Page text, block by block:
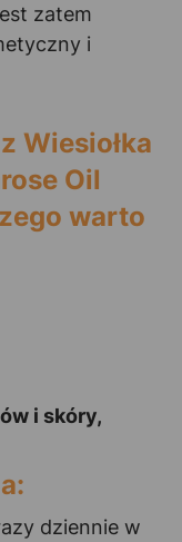
zatem
i
Wiesiołka
Oil
warto
i skóry,
dziennie w